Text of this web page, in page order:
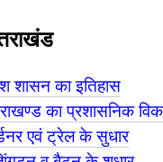
शासन का इतिहास
का प्रशासनिक
एवं ट्रेल के सुधार